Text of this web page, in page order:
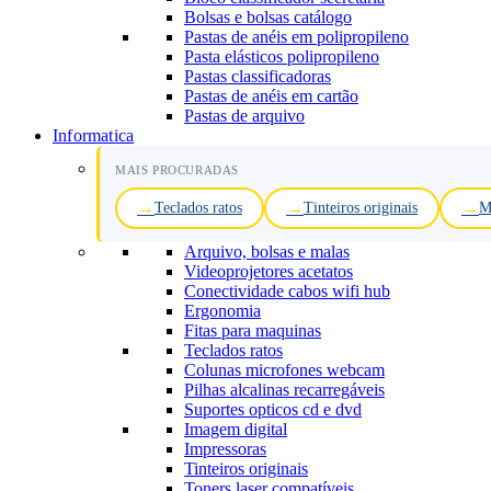
Bolsas e bolsas catálogo
Pastas de anéis em polipropileno
Pasta elásticos polipropileno
Pastas classificadoras
Pastas de anéis em cartão
Pastas de arquivo
Informatica
MAIS PROCURADAS
Teclados ratos Tinteiros originais
Arquivo, bolsas e malas
Videoprojetores acetatos
Conectividade cabos wifi hub
Ergonomia
Fitas para maquinas
Teclados ratos
Colunas microfones webcam
Pilhas alcalinas recarregáveis
Suportes opticos cd e dvd
Imagem digital
Impressoras
Tinteiros originais